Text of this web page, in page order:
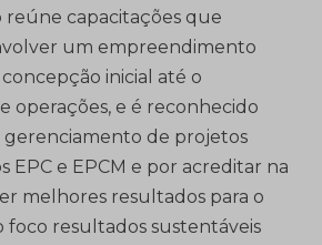
reúne capacitações que
um empreendimento
inicial até o
operações, e é reconhecido
gerenciamento de projetos
EPC e EPCM e por acreditar na
melhores resultados para o
foco resultados sustentáveis